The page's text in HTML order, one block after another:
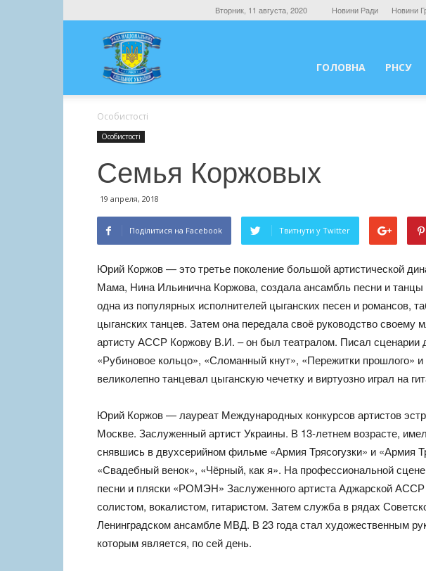
Вторник, 11 августа, 2020 Новини Ради Новини
ГОЛОВНА РНСУ
Особистості
Особистості
Семья Коржовых
19 апреля, 2018
Поділитися на Facebook Твитнути у Twitter
Юрий Коржов — это третье поколение большой артистической
Мама, Нина Ильинична Коржова, создала ансамбль песни и
одна из популярных исполнителей цыганских песен и романсов,
цыганских танцев. Затем она передала своё руководство
артисту АССР Коржову В.И. – он был театралом. Писал сценарии
«Рубиновое кольцо», «Сломанный кнут», «Пережитки прошлого»
великолепно танцевал цыганскую чечетку и виртуозно играл на
Юрий Коржов — лауреат Международных конкурсов артистов
Москве. Заслуженный артист Украины. В 13-летнем возрасте,
снявшись в двухсерийном фильме «Армия Трясогузки» и «Армия
«Свадебный венок», «Чёрный, как я». На профессиональной
песни и пляски «РОМЭН» Заслуженного артиста Аджарской
солистом, вокалистом, гитаристом. Затем служба в рядах
Ленинградском ансамбле МВД. В 23 года стал художественным
которым является, по сей день.